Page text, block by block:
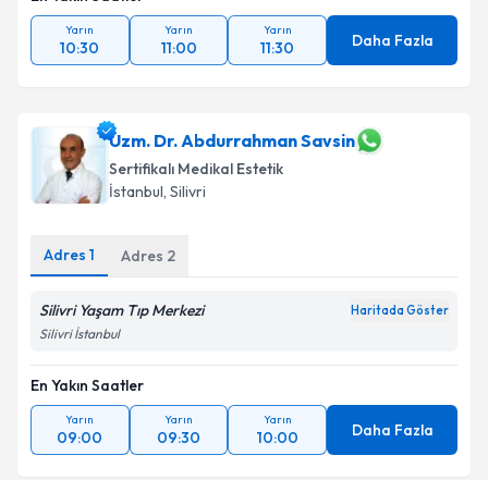
Yarın
10:30
Yarın
11:00
Yarın
11:30 Daha Fazla
Uzm. Dr. Abdurrahman Savsin
Sertifikalı Medikal Estetik
İstanbul, Silivri
Adres 1 Adres 2
Silivri Yaşam Tıp Merkezi Haritada Göster
Silivri İstanbul
En Yakın Saatler
Yarın
09:00
Yarın
09:30
Yarın
10:00 Daha Fazla